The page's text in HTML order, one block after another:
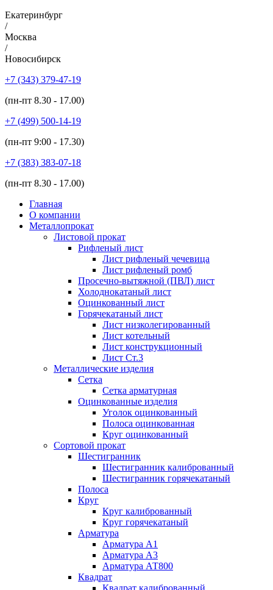
Екатеринбург
/
Москва
/
Новосибирск
+7 (343) 379-47-19
(пн-пт 8.30 - 17.00)
+7 (499) 500-14-19
(пн-пт 9:00 - 17.30)
+7 (383) 383-07-18
(пн-пт 8.30 - 17.00)
Главная
О компании
Металлопрокат
Листовой прокат
Рифленый лист
Лист рифленый чечевица
Лист рифленый ромб
Просечно-вытяжной (ПВЛ) лист
Холоднокатаный лист
Оцинкованный лист
Горячекатаный лист
Лист низколегированный
Лист котельный
Лист конструкционный
Лист Ст.3
Металлические изделия
Сетка
Сетка арматурная
Оцинкованные изделия
Уголок оцинкованный
Полоса оцинкованная
Круг оцинкованный
Сортовой прокат
Шестигранник
Шестигранник калиброванный
Шестигранник горячекатаный
Полоса
Круг
Круг калиброванный
Круг горячекатаный
Арматура
Арматура А1
Арматура А3
Арматура АТ800
Квадрат
Квадрат калиброванный